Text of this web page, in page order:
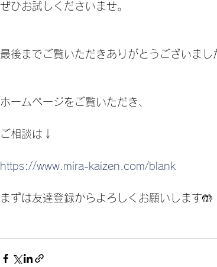
ぜひお試しくださいませ。
最後までご覧いただきありがとうございまし
ホームページをご覧いただき、
ご相談は↓
https://www.mira-kaizen.com/blank
まずは友達登録からよろしくお願いします🤲